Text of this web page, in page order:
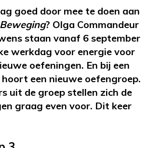
goed door mee te doen aan
? Olga Commandeur
staan vanaf 6 september
werkdag voor energie voor
oefeningen. En bij een
een nieuwe oefengroep.
uit de groep stellen zich de
graag even voor. Dit keer